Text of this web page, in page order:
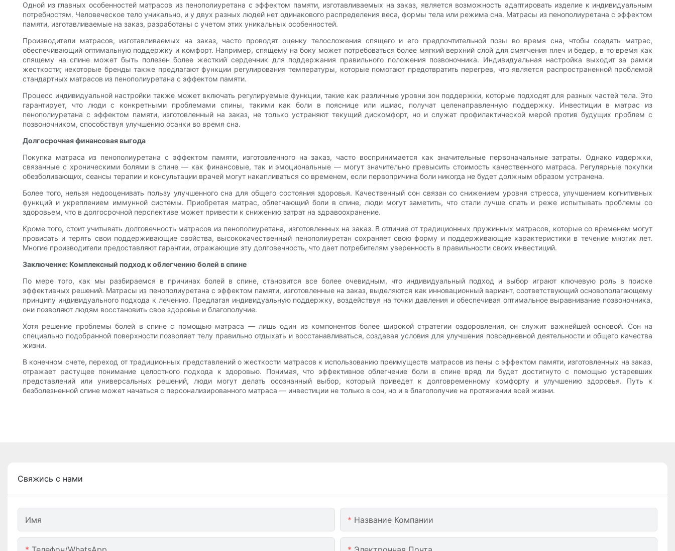
Одной из главных особенностей матрасов из пенополиуретана с эффектом памяти, изготавливаемых на заказ, является возможность адаптировать изделие к индивидуальным
потребностям. Человеческое тело уникально, и у двух разных людей нет одинакового распределения веса, формы тела или режима сна. Матрасы из пенополиуретана с эффектом
памяти, изготавливаемые на заказ, разработаны с учетом этих уникальных особенностей.
Производители матрасов, изготавливаемых на заказ, часто проводят оценку телосложения спящего и его предпочтительной позы во время сна, чтобы создать матрас,
обеспечивающий оптимальную поддержку и комфорт. Например, спящему на боку может потребоваться более мягкий верхний слой для смягчения плеч и бедер, в то время как
спящему на спине может быть полезен более жесткий сердечник для поддержания правильного положения позвоночника. Индивидуальная настройка выходит за рамки
жесткости; некоторые бренды также предлагают функции регулирования температуры, которые помогают предотвратить перегрев, что является распространенной проблемой
стандартных матрасов из пенополиуретана с эффектом памяти.
Процесс индивидуальной настройки также может включать регулируемые функции, такие как различные уровни зон поддержки, которые подходят для разных частей тела. Это
гарантирует, что люди с конкретными проблемами спины, такими как боли в пояснице или ишиас, получат целенаправленную поддержку. Инвестиции в матрас из
пенополиуретана с эффектом памяти, изготовленный на заказ, не только устраняют текущий дискомфорт, но и служат профилактической мерой против будущих проблем с
позвоночником, способствуя улучшению осанки во время сна.
Долгосрочная финансовая выгода
Покупка матраса из пенополиуретана с эффектом памяти, изготовленного на заказ, часто воспринимается как значительные первоначальные затраты. Однако издержки,
связанные с хроническими болями в спине — как финансовые, так и эмоциональные — могут значительно превысить стоимость качественного матраса. Регулярные покупки
обезболивающих, сеансы терапии и консультации врачей могут накапливаться со временем, если первопричина боли никогда не будет должным образом устранена.
Более того, нельзя недооценивать пользу улучшенного сна для общего состояния здоровья. Качественный сон связан со снижением уровня стресса, улучшением когнитивных
функций и укреплением иммунной системы. Приобретая матрас, облегчающий боли в спине, люди могут заметить, что стали лучше спать и реже испытывать проблемы со
здоровьем, что в долгосрочной перспективе может привести к снижению затрат на здравоохранение.
Кроме того, стоит учитывать долговечность матрасов из пенополиуретана, изготовленных на заказ. В отличие от традиционных пружинных матрасов, которые со временем могут
провисать и терять свои поддерживающие свойства, высококачественный пенополиуретан сохраняет свою форму и поддерживающие характеристики в течение многих лет.
Многие производители предоставляют гарантии, отражающие эту долговечность, что дает потребителям уверенность в правильности своих инвестиций.
Заключение: Комплексный подход к облегчению болей в спине
По мере того, как мы разбираемся в причинах болей в спине, становится все более очевидным, что индивидуальный подход и выбор играют ключевую роль в поиске
эффективных решений. Матрасы из пенополиуретана с эффектом памяти, изготовленные на заказ, выделяются как инновационный вариант, соответствующий основополагающему
принципу индивидуального подхода к лечению. Предлагая индивидуальную поддержку, воздействуя на точки давления и обеспечивая оптимальное выравнивание позвоночника,
они позволяют людям восстановить свое здоровье и благополучие.
Хотя решение проблемы болей в спине с помощью матраса — лишь один из компонентов более широкой стратегии оздоровления, он служит важнейшей основой. Сон на
специально подобранной поверхности позволяет телу правильно отдыхать и восстанавливаться, создавая условия для улучшения повседневной деятельности и общего качества
жизни.
В конечном счете, переход от традиционных представлений о жесткости матрасов к использованию преимуществ матрасов из пены с эффектом памяти, изготовленных на заказ,
отражает растущее понимание целостного подхода к здоровью. Понимая, что эффективное облегчение боли в спине вряд ли будет достигнуто с помощью устаревших
представлений или универсальных решений, люди могут делать осознанный выбор, который приведет к долговременному комфорту и улучшению здоровья. Путь к
безболезненной спине может начаться с персонализированного матраса — инвестиции не только в сон, но и в благополучие на протяжении всей жизни.
Свяжись с нами
Имя Название Компании